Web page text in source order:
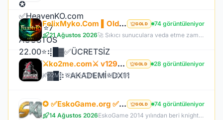
FelixMyko.Com ▌Old Myko v.1098 ▌70 Level CAP ▌Official : 21 Ağustos Cuma 22:00 ▌Starter Paket Bizden GOLD
74 görüntüleniyor
21 Ağustos 2026
🚀 Sıkıcı sunuculara veda etme zamanı geldi! ⭐ Parlayan yıldız: FelixMyko! 💰 Sürekli kazandıran yapısı, bitmek bilmeyen Farm ve PK heyecanıyla eski MyKO ruhunu yeniden yaşamaya hazır ol! 📅 Açılış: 21 Ağustos Cuma – 🕙 22:00 🌐 Adres: FelixMyko.com 🎁 2.000 TL bakiye değerinde Starter Paket HEDİYE! 🔑 Starter Paket Kodu: 99998888777766665555 🌐 Panel: https://www.felixmyko.com 👉 Discord: http://discord.gg/MYACS 🟢 WhatsApp: https://wp.felixmyko.com ⚔️ Eski günlerin efsane savaşlarını, dostluk
⚔️ko2me.com⚔️ v1299 ⚔️DİEZ ⚔️ 7/24 ONLINE ⚔️ JAPKO DRAKİ SERVER GOLD
28 görüntüleniyor
KO2ME 1299 HOMEKO SERVER
✪ ✅EskoGame.org ✅▓█⡷⭐14 AĞUSTOS 22.00⭐⢾█▓✅ERKEN KAYITA VİP PAKET HEDİYE !✅▓█⡷👉 v25XX FARM 👈 GOLD
74 görüntüleniyor
14 Ağustos 2026
EskoGame 2014 yılından beri knight online pvp sektöründe kesintisiz hizmet vermektedir. Aktif sunucuları +1000 Gündür onlinedir, yeni sunucular senede 1 kere açılır, takipde kalın!